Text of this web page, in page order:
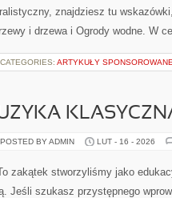
znajdziesz tu
i drzewa i Ogrody wodne. W
CATEGORIES: ARTYKUŁY SPONSOROWANE
POSTED BY ADMIN LUT - 16 - 2026
zakątek stworzyliśmy jako
Jeśli szukasz przystępnego